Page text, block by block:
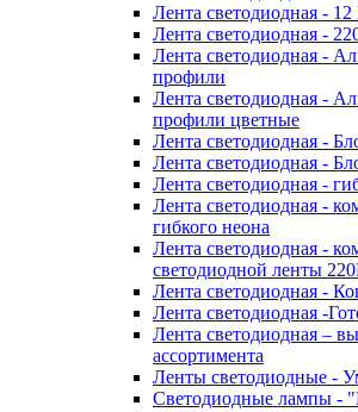
Лента светодиодная -
Лента светодиодная -
Лента светодиодная -
профили
Лента светодиодная -
профили цветные
Лента светодиодная -
Лента светодиодная -
Лента светодиодная -
Лента светодиодная -
гибкого неона
Лента светодиодная -
светодиодной ленты
Лента светодиодная -
Лента светодиодная -
Лента светодиодная –
ассортимента
Ленты светодиодные -
Светодиодные лампы -